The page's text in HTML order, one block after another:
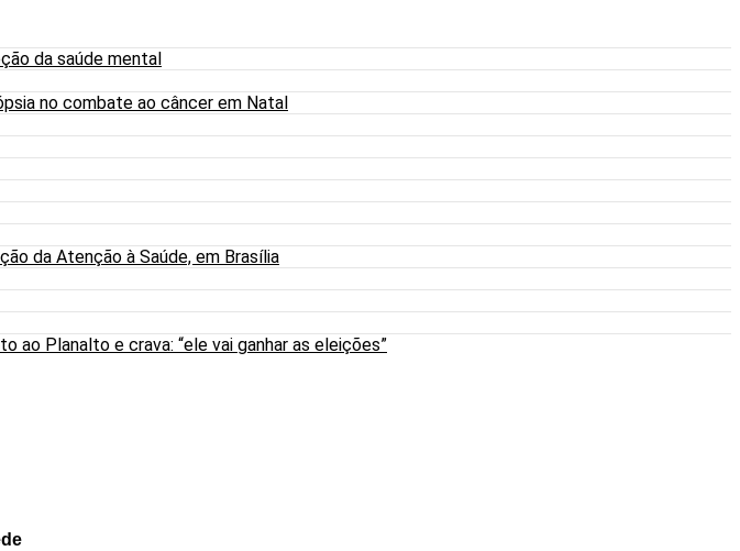
da saúde mental
no combate ao câncer em Natal
da Atenção à Saúde, em Brasília
ao Planalto e crava: “ele vai ganhar as eleições”